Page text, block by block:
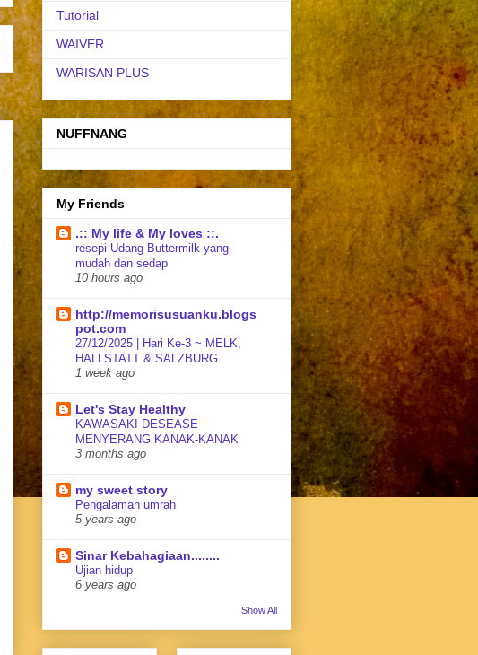
Tutorial
WAIVER
WARISAN PLUS
NUFFNANG
My Friends
.:: My life & My loves ::.
resepi Udang Buttermilk yang
mudah dan sedap
10 hours ago
http://memorisusuanku.blogs
pot.com
27/12/2025 | Hari Ke-3 ~ MELK,
HALLSTATT & SALZBURG
1 week ago
Let's Stay Healthy
KAWASAKI DESEASE
MENYERANG KANAK-KANAK
3 months ago
my sweet story
Pengalaman umrah
5 years ago
Sinar Kebahagiaan........
Ujian hidup
6 years ago
Show All